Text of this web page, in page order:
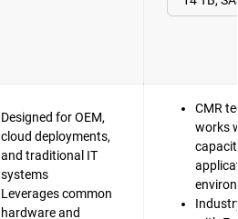
Designed for OEM,
cloud deployments,
and traditional IT
systems
Leverages common
hardware and
CMR
works